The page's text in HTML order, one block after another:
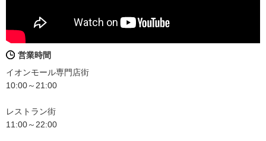
営業時間
イオンモール専門店街
10:00～21:00
レストラン街
11:00～22:00